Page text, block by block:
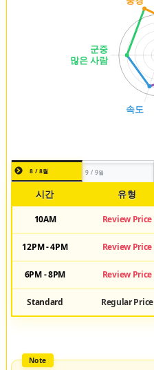
8 / 8월 9 / 9월
시간 유형
10AM Review Price
12PM - 4PM Review Price
6PM - 8PM Review Price
Standard Regular Price